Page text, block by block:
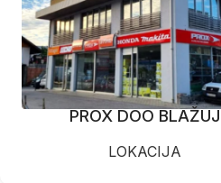
PROX DOO BLAŽUJ
LOKACIJA